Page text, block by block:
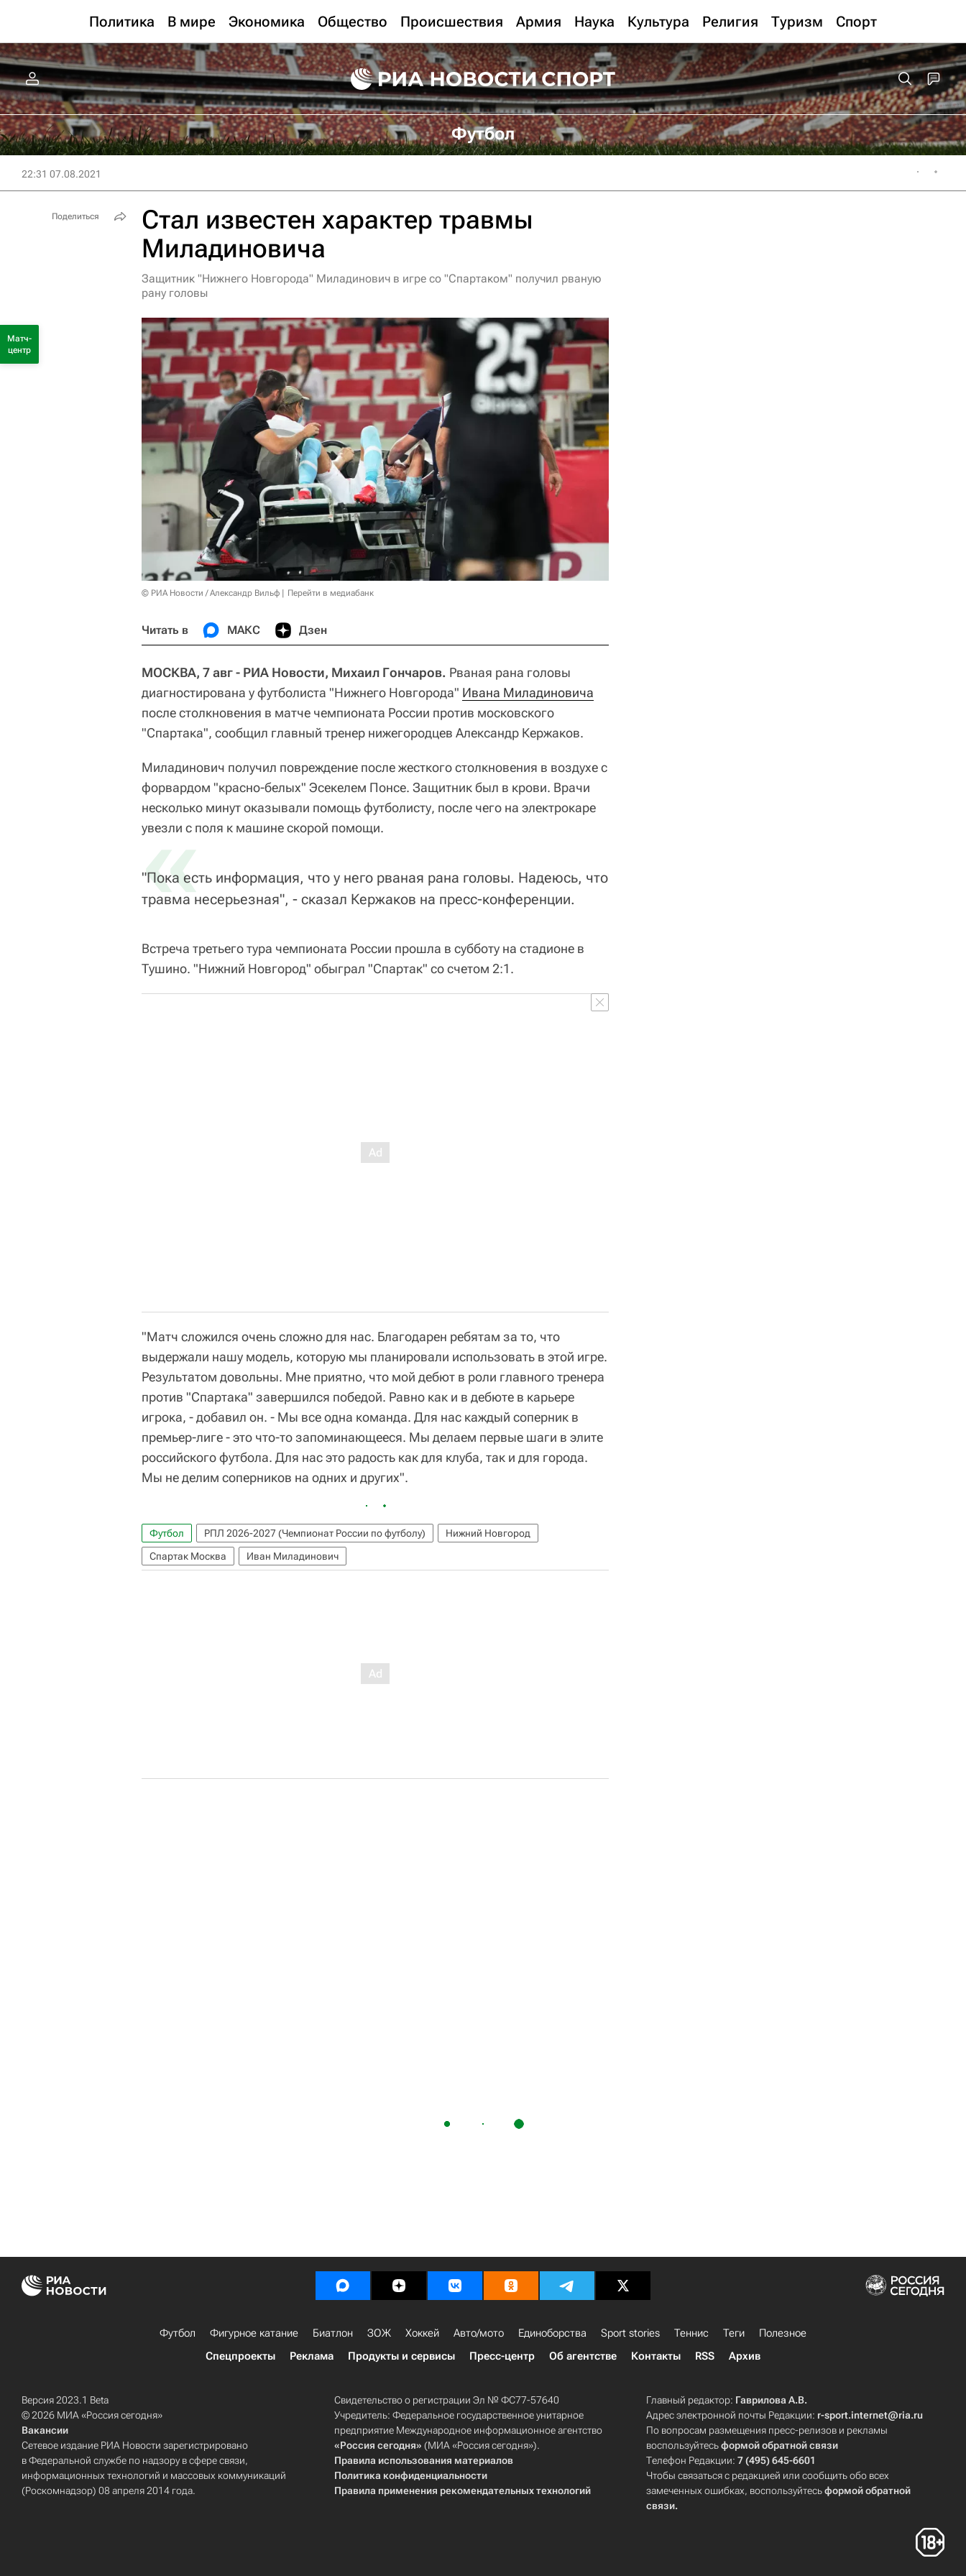
Политика В мире Экономика Общество Происшествия Армия Наука Культура Религия Туризм Спорт
Футбол
22:31 07.08.2021
Стал известен характер травмы
Миладиновича
Защитник "Нижнего Новгорода" Миладинович в игре со "Спартаком" получил рваную
рану головы
© РИА Новости / Александр Вильф Перейти в медиабанк
Читать в МАКС Дзен
МОСКВА, 7 авг - РИА Новости, Михаил Гончаров. Рваная рана головы
диагностирована у футболиста "Нижнего Новгорода" Ивана Миладиновича
после столкновения в матче чемпионата России против московского
"Спартака", сообщил главный тренер нижегородцев Александр Кержаков.
Миладинович получил повреждение после жесткого столкновения в воздухе с
форвардом "красно-белых" Эсекелем Понсе. Защитник был в крови. Врачи
несколько минут оказывали помощь футболисту, после чего на электрокаре
увезли с поля к машине скорой помощи.
«
"Пока есть информация, что у него рваная рана головы. Надеюсь, что
травма несерьезная", - сказал Кержаков на пресс-конференции.
Встреча третьего тура чемпионата России прошла в субботу на стадионе в
Тушино. "Нижний Новгород" обыграл "Спартак" со счетом 2:1.
"Матч сложился очень сложно для нас. Благодарен ребятам за то, что
выдержали нашу модель, которую мы планировали использовать в этой игре.
Результатом довольны. Мне приятно, что мой дебют в роли главного тренера
против "Спартака" завершился победой. Равно как и в дебюте в карьере
игрока, - добавил он. - Мы все одна команда. Для нас каждый соперник в
премьер-лиге - это что-то запоминающееся. Мы делаем первые шаги в элите
российского футбола. Для нас это радость как для клуба, так и для города.
Мы не делим соперников на одних и других".
Футбол РПЛ 2026-2027 (Чемпионат России по футболу)
Нижний Новгород
Спартак Москва
Иван Миладинович
Поделиться
Матч-
центр
Футбол Фигурное катание Биатлон ЗОЖ Хоккей Авто/мото Единоборства Sport stories Теннис Теги
Полезное
Спецпроекты
Реклама Продукты и сервисы Пресс-центр Об агентстве Контакты RSS Архив
Версия 2023.1 Beta
© 2026 МИА «Россия сегодня»
Вакансии
Сетевое издание РИА Новости зарегистрировано
в Федеральной службе по надзору в сфере связи,
информационных технологий и массовых коммуникаций
(Роскомнадзор) 08 апреля 2014 года.
Свидетельство о регистрации Эл № ФС77-57640
Учредитель: Федеральное государственное унитарное
предприятие Международное информационное агентство
«Россия сегодня» (МИА «Россия сегодня»).
Правила использования материалов
Политика конфиденциальности
Правила применения рекомендательных технологий
Главный редактор: Гаврилова А.В.
Адрес электронной почты Редакции: r-sport.internet@ria.ru
По вопросам размещения пресс-релизов и рекламы
воспользуйтесьформой обратной связи
Телефон Редакции:7 (495) 645-6601
Чтобы связаться с редакцией или сообщить обо всех
замеченных ошибках, воспользуйтесьформой обратной
связи.